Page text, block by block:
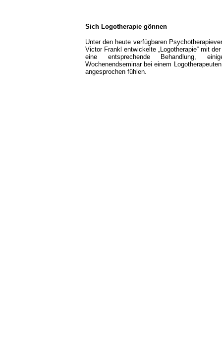
Sich Logotherapie gönnen
Unter den heute verfügbaren
Victor Frankl entwickelte „Logotherapie“ mit
eine entsprechende Behandlung,
Wochenendseminar bei einem
angesprochen fühlen.